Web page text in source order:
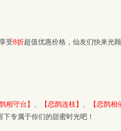
受8折超值优惠价格，仙友们快来光顾
相守台】 【恋鹊连枝】 【恋鹊相
下专属于你们的甜蜜时光吧！